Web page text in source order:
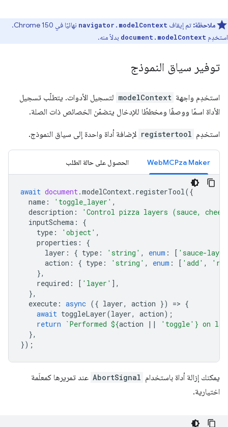
ملاحظة: تم إيقاف navigator.modelContext
نهائيًا في Chrome 150.
استخدِم document.modelContext بدلاً منه.
توفير سياق النموذج
استخدِم واجهة modelContext لتسجيل الأدوات. يتطلّب تسجيل
الأداة اسمًا ووصفًا ومخططًا للإدخال يتضمّن الخصائص ذات الصلة.
استخدِم registertool لإضافة أداة واحدة إلى سياق النموذج.
WebMCPza Maker الحصول على حالة الطلب
await document.modelContext. registerTool({
name : 'toggle_layer' ,
description :
'Control pizza layers (sauce,
inputSchema :
{
type : 'object' ,
properties :
{
layer : { type : 'string' , enum : [ 'sauce-
action : { type : 'string' , enum : [ 'add' ,
},
required : [ 'layer' ],
},
execute : async ({ layer, action }) => {
await toggleLayer(layer, action);
return
`Performed ${action || 'toggle' } on
},
});
يمكنك إزالة أداة باستخدام AbortSignal عند تمريرها كمعلَمة
اختيارية.